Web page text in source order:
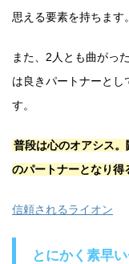
思える要素を持ちます。
また、2人とも曲がっ
は良きパートナーと
す。
普段は心のオアシス
のパートナーとなり得
信頼されるライオン
とにかく素早